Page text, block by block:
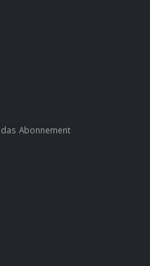
Abonnement